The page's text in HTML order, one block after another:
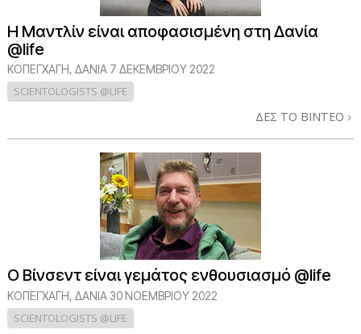
Η Μαντλίν είναι αποφασισμένη στη Δανία
@life
ΚΟΠΕΓΧΆΓΗ, ΔΑΝΊΑ 7 ΔΕΚΕΜΒΡΙΟΥ 2022
SCIENTOLOGISTS @LIFE
ΔΕΣ ΤΟ ΒΙΝΤΕΟ
Ο Βίνσεντ είναι γεμάτος ενθουσιασμό @life
ΚΟΠΕΓΧΆΓΗ, ΔΑΝΊΑ30 ΝΟΕΜΒΡΙΟΥ 2022
SCIENTOLOGISTS @LIFE